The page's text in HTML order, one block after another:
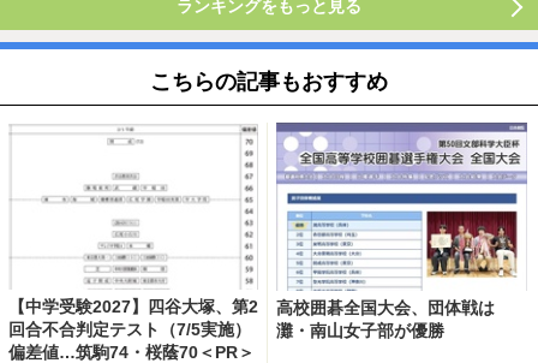
ランキングをもっと見る
こちらの記事もおすすめ
【中学受験2027】四谷大塚、第2
回合不合判定テスト（7/5実施）
偏差値…筑駒74・桜蔭70＜PR＞
高校囲碁全国大会、団体戦は
灘・南山女子部が優勝